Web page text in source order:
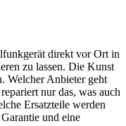
direkt vor Ort in
zu lassen. Die Kunst
Welcher Anbieter geht
nur das, was auch
Ersatzteile werden
und eine